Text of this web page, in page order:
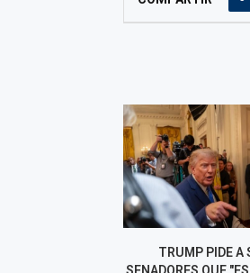
TRUMP PIDE A
SENADORES QUE